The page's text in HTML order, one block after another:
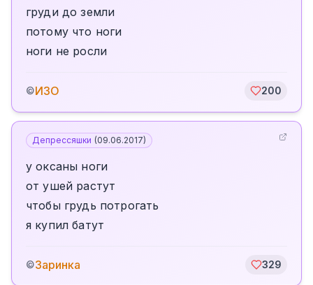
груди до земли
потому что ноги
ноги не росли
©ИЗО 200
Депрессяшки (09.06.2017)
у оксаны ноги
от ушей растут
чтобы грудь потрогать
я купил батут
©Заринка 329